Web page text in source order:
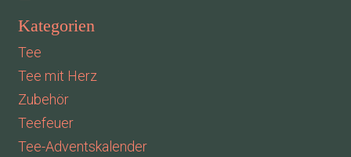
Kategorien
Tee
Tee mit Herz
Zubehör
Teefeuer
Tee-Adventskalender